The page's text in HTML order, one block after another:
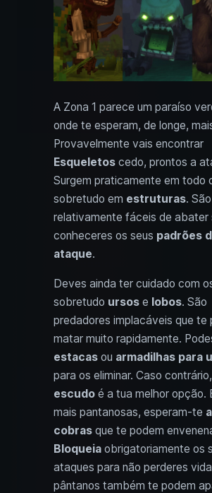
A Zona 1 parece um paraíso
onde te esperam, de longe,
Provavelmente vais encontrar
Esqueletos cedo, prontos a
Surgem praticamente em todo
sobretudo em estruturas. São
relativamente fáceis de abater
conheceres os seus padrões
ataque.
Deves ainda ter cuidado com
sobretudo ursos e lobos. São
predadores implacáveis que te
matar muito rapidamente.
estacas ou armadilhas para
para os eliminar. Caso
escudo é a tua melhor opção.
mais pantanosas, esperam-te
cobras que te podem
Bloqueia obrigatoriamente os
ataques para não perderes
pântanos também te podem